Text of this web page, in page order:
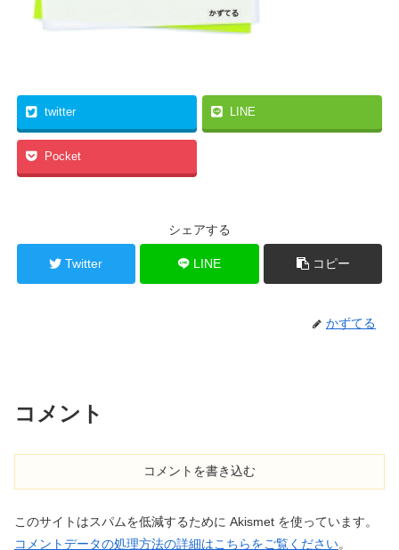
twitter LINE
Pocket
シェアする
Twitter LINE コピー
かずてる
コメント
コメントを書き込む
このサイトはスパムを低減するために Akismet を使っています。
コメントデータの処理方法の詳細はこちらをご覧ください。